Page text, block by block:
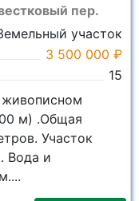
пер.
участок
3 500 000 ₽
15
м) .Общая
Участок
Вода и